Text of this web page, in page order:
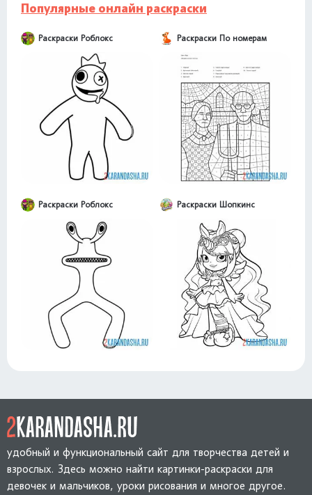
Популярные онлайн раскраски
Раскраски Роблокс Раскраски По номерам
Раскраски Роблокс Раскраски Шопкинс
удобный и функциональный сайт для творчества детей и
взрослых. Здесь можно найти картинки-раскраски для
девочек и мальчиков, уроки рисования и многое другое.